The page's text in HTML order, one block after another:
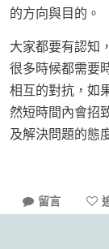
的方向與目的。
大家都要有認知
很多時候都需要
相互的對抗，如
然短時間內會招
及解決問題的態
留言